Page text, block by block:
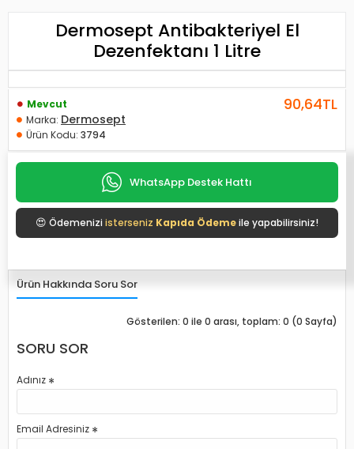
Dermosept Antibakteriyel El
Dezenfektanı 1 Litre
90,64TL
Mevcut
Marka: Dermosept
Ürün Kodu: 3794
WhatsApp Destek Hattı
😍Ödemenizi ile yapabilirsiniz!
Ürün Hakkında Soru Sor
Gösterilen: 0 ile 0 arası, toplam: 0 (0 Sayfa)
SORU SOR
Adınız
Email Adresiniz